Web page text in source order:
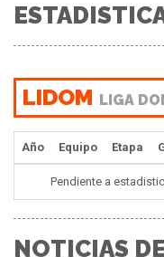
LIDOM LIGA
Año Equipo Etapa
Pendiente a
NOTICIAS